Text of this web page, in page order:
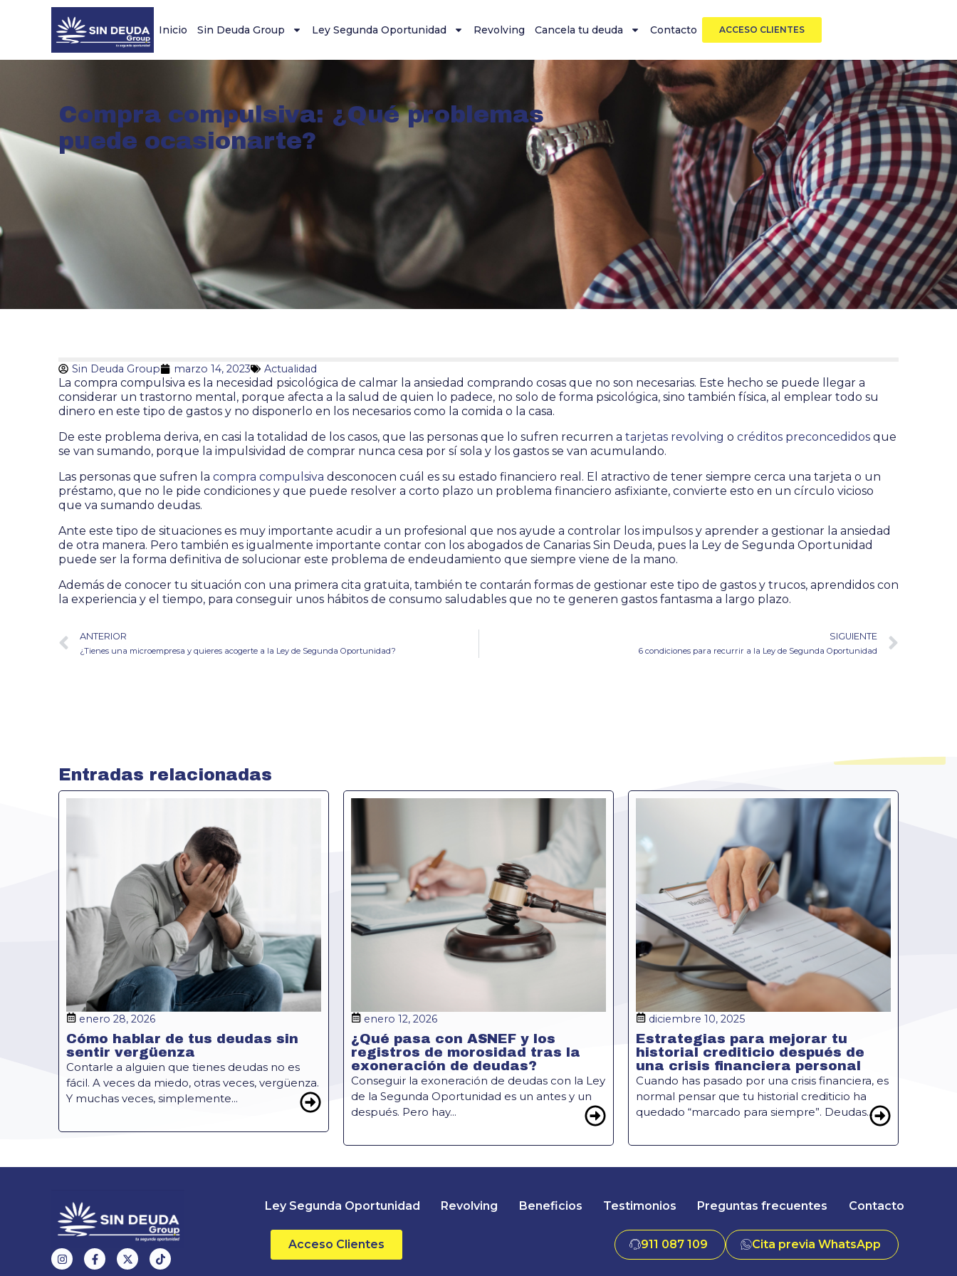
Inicio Sin Deuda Group Ley Segunda Oportunidad Revolving Cancela tu deuda Contacto ACCESO CLIENTES
Compra compulsiva: ¿Qué problemas
puede ocasionarte?
Sin Deuda Group marzo 14, 2023 Actualidad
La compra compulsiva es la necesidad psicológica de calmar la ansiedad comprando cosas que no son necesarias. Este hecho se puede llegar a
considerar un trastorno mental, porque afecta a la salud de quien lo padece, no solo de forma psicológica, sino también física, al emplear todo su
dinero en este tipo de gastos y no disponerlo en los necesarios como la comida o la casa.
De este problema deriva, en casi la totalidad de los casos, que las personas que lo sufren recurren a tarjetas revolving o créditos preconcedidos que
se van sumando, porque la impulsividad de comprar nunca cesa por sí sola y los gastos se van acumulando.
Las personas que sufren la compra compulsiva desconocen cuál es su estado financiero real. El atractivo de tener siempre cerca una tarjeta o un
préstamo, que no le pide condiciones y que puede resolver a corto plazo un problema financiero asfixiante, convierte esto en un círculo vicioso
que va sumando deudas.
Ante este tipo de situaciones es muy importante acudir a un profesional que nos ayude a controlar los impulsos y aprender a gestionar la ansiedad
de otra manera. Pero también es igualmente importante contar con los abogados de Canarias Sin Deuda, pues la Ley de Segunda Oportunidad
puede ser la forma definitiva de solucionar este problema de endeudamiento que siempre viene de la mano.
Además de conocer tu situación con una primera cita gratuita, también te contarán formas de gestionar este tipo de gastos y trucos, aprendidos con
la experiencia y el tiempo, para conseguir unos hábitos de consumo saludables que no te generen gastos fantasma a largo plazo.
ANTERIOR
¿Tienes una microempresa y quieres acogerte a la Ley de Segunda Oportunidad?
SIGUIENTE
6 condiciones para recurrir a la Ley de Segunda Oportunidad
Entradas relacionadas
enero 28, 2026
Cómo hablar de tus deudas sin
sentir vergüenza
Contarle a alguien que tienes deudas no es
fácil. A veces da miedo, otras veces, vergüenza.
Y muchas veces, simplemente...
enero 12, 2026
¿Qué pasa con ASNEF y los
registros de morosidad tras la
exoneración de deudas?
Conseguir la exoneración de deudas con la Ley
de la Segunda Oportunidad es un antes y un
después. Pero hay...
diciembre 10, 2025
Estrategias para mejorar tu
historial crediticio después de
una crisis financiera personal
Cuando has pasado por una crisis financiera, es
normal pensar que tu historial crediticio ha
quedado “marcado para siempre”. Deudas...
Ley Segunda Oportunidad Revolving Beneficios Testimonios Preguntas frecuentes Contacto
Acceso Clientes 911 087 109 Cita previa WhatsApp